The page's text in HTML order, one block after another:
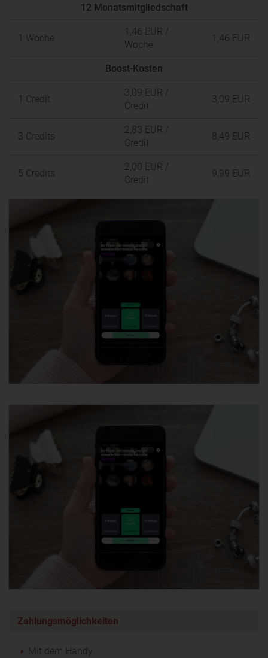
12 Monatsmitgliedschaft
1 Woche
1,46 EUR /
Woche
1,46 EUR
Boost-Kosten
1 Credit
3,09 EUR /
Credit
3,09 EUR
3 Credits
2,83 EUR /
Credit
8,49 EUR
5 Credits
2,00 EUR /
Credit
9,99 EUR
Zahlungsmöglichkeiten
Mit dem Handy